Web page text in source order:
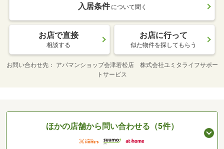
入居条件 について聞く
お店で直接
相談する
お店に行って
似た物件を探してもらう
お問い合わせ先
アパマンショップ会津若松店 株式会社ユミタライフサポー
トサービス
ほかの店舗から問い合わせる（5件）